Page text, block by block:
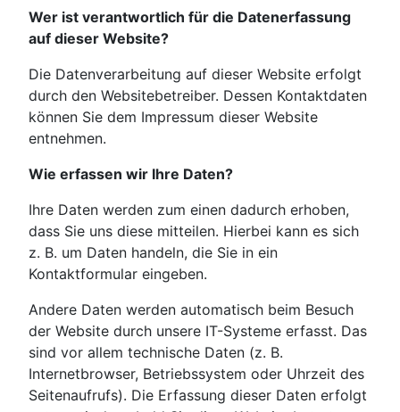
Wer ist verantwortlich für die Datenerfassung
auf dieser Website?
Die Datenverarbeitung auf dieser Website erfolgt
durch den Websitebetreiber. Dessen Kontaktdaten
können Sie dem Impressum dieser Website
entnehmen.
Wie erfassen wir Ihre Daten?
Ihre Daten werden zum einen dadurch erhoben,
dass Sie uns diese mitteilen. Hierbei kann es sich
z. B. um Daten handeln, die Sie in ein
Kontaktformular eingeben.
Andere Daten werden automatisch beim Besuch
der Website durch unsere IT-Systeme erfasst. Das
sind vor allem technische Daten (z. B.
Internetbrowser, Betriebssystem oder Uhrzeit des
Seitenaufrufs). Die Erfassung dieser Daten erfolgt